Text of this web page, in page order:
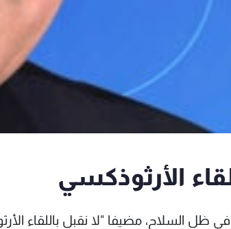
الأرثوذكسي
ظل السلاح، مضيفا "لا نقبل باللقاء